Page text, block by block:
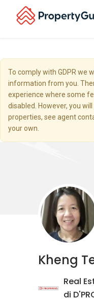
To comply with GDPR we
information from you.
experience where some
disabled. However, you
properties, see agent
your own.
Kheng
Real
di